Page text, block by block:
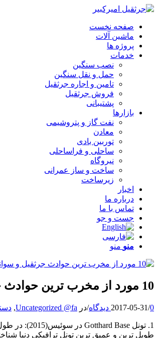
صفحه نخست
ماشین آلات
پروژه ها
خدمات
نصب سنگین
حمل و نقل سنگین
تامین و اجاره جرثقیل
فروش جرثقیل
پشتیبانی
بازارها
نفت گاز و پتروشیمی
معادن
توربین بادی
ساحلی و فراساحلی
نیروگاه
ساخت و ساز عمرانی
زیرساخت
اخبار
درباره ما
تماس با ما
جست و جو
منو منو
10 مورد از مخرب ترین حوادث جرثقیل و سوانح عمرانی در دهه گذشته
2017-05-31/0 دیدگاه /در Uncategorized @fa
,
طویل ترین و عمیق ترین تونل ترافیکی دنیا